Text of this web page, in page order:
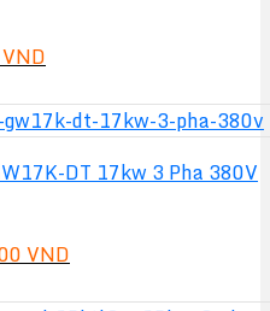
VND
tại
7,669,000 VND.
DT 17kw 3 Pha 380V
VND